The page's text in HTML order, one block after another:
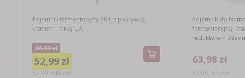
Pojemnik fermentacyjny 30 L z pokrywką,
kranem i rurką UA
55,99 zł
52,99 zł
52,99 PLN/szt.
Pojemnik do
fermentacyjną,
reduktorem osadu
63,98 zł
63,98 PLN/szt.